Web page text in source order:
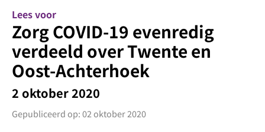
Lees voor
Zorg COVID-19 evenredig
verdeeld over Twente en
Oost-Achterhoek
2 oktober 2020
Gepubliceerd op: 02 oktober 2020